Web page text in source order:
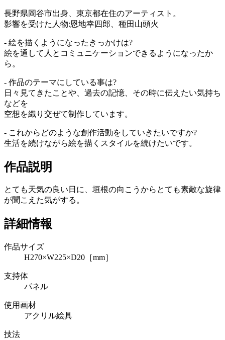
長野県岡谷市出身、東京都在住のアーティスト。
影響を受けた人物:恩地幸四郎、種田山頭火
- 絵を描くようになったきっかけは?
絵を通して人とコミュニケーションできるようになったか
ら。
- 作品のテーマにしている事は?
日々見てきたことや、過去の記憶、その時に伝えたい気持ち
などを
空想を織り交ぜて制作しています。
- これからどのような創作活動をしていきたいですか?
生活を続けながら絵を描くスタイルを続けたいです。
作品説明
とても天気の良い日に、垣根の向こうからとても素敵な旋律
が聞こえた気がする。
詳細情報
作品サイズ
H270×W225×D20［mm］
支持体
パネル
使用画材
アクリル絵具
技法